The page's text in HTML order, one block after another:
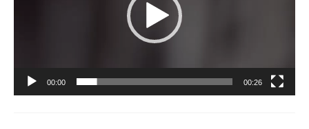
00:00 00:26